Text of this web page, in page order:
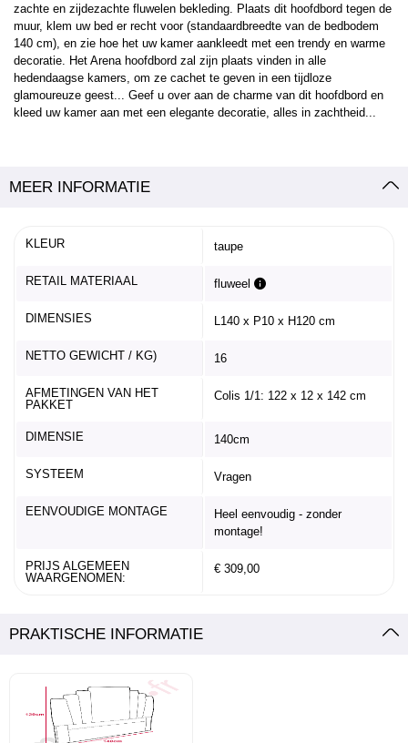
zachte en zijdezachte fluwelen bekleding. Plaats dit hoofdbord tegen de
muur, klem uw bed er recht voor (standaardbreedte van de bedbodem
140 cm), en zie hoe het uw kamer aankleedt met een trendy en warme
decoratie. Het Arena hoofdbord zal zijn plaats vinden in alle
hedendaagse kamers, om ze cachet te geven in een tijdloze
glamoureuze geest... Geef u over aan de charme van dit hoofdbord en
kleed uw kamer aan met een elegante decoratie, alles in zachtheid...
MEER INFORMATIE
KLEUR taupe
RETAIL MATERIAAL fluweel
DIMENSIES L140 x P10 x H120 cm
NETTO GEWICHT / KG) 16
AFMETINGEN VAN HET
PAKKET
Colis 1/1: 122 x 12 x 142 cm
DIMENSIE 140cm
SYSTEEM Vragen
EENVOUDIGE MONTAGE
Heel eenvoudig - zonder
montage!
PRIJS ALGEMEEN
WAARGENOMEN:
€ 309,00
PRAKTISCHE INFORMATIE